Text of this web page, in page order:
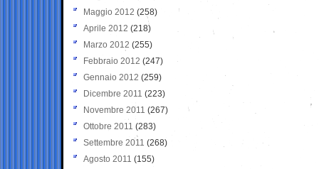
Maggio 2012 (258)
Aprile 2012 (218)
Marzo 2012 (255)
Febbraio 2012 (247)
Gennaio 2012 (259)
Dicembre 2011 (223)
Novembre 2011 (267)
Ottobre 2011 (283)
Settembre 2011 (268)
Agosto 2011 (155)